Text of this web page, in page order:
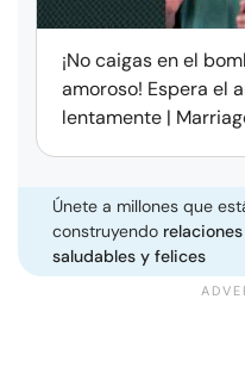
¡No caigas en el
amoroso! Espera el
lentamente |
Únete a millones que
construyendo
saludables y felices